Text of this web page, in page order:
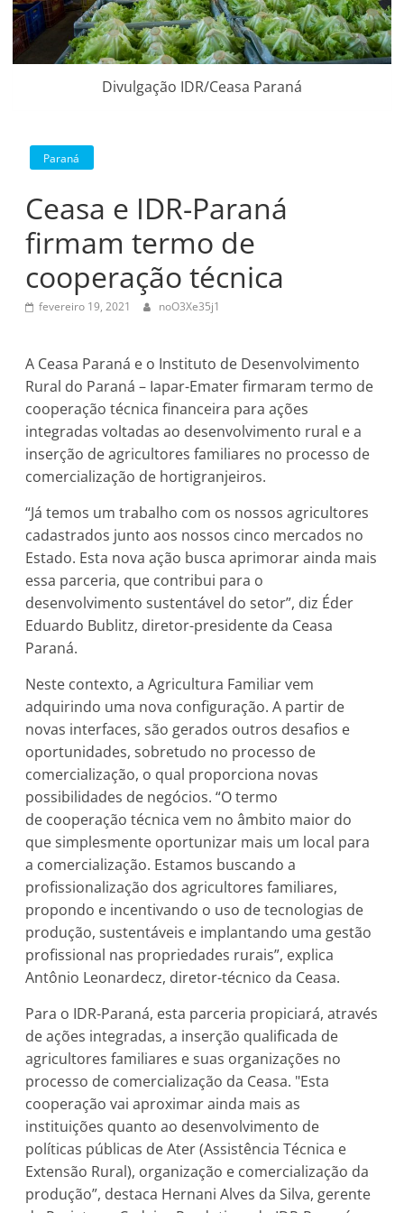
Divulgação IDR/Ceasa Paraná
Paraná
Ceasa e IDR-Paraná
firmam termo de
cooperação técnica
fevereiro 19, 2021 noO3Xe35j1
A Ceasa Paraná e o Instituto de Desenvolvimento
Rural do Paraná – Iapar-Emater firmaram termo de
cooperação técnica financeira para ações
integradas voltadas ao desenvolvimento rural e a
inserção de agricultores familiares no processo de
comercialização de hortigranjeiros.
“Já temos um trabalho com os nossos agricultores
cadastrados junto aos nossos cinco mercados no
Estado. Esta nova ação busca aprimorar ainda mais
essa parceria, que contribui para o
desenvolvimento sustentável do setor”, diz Éder
Eduardo Bublitz, diretor-presidente da Ceasa
Paraná.
Neste contexto, a Agricultura Familiar vem
adquirindo uma nova configuração. A partir de
novas interfaces, são gerados outros desafios e
oportunidades, sobretudo no processo de
comercialização, o qual proporciona novas
possibilidades de negócios. “O termo
de cooperação técnica vem no âmbito maior do
que simplesmente oportunizar mais um local para
a comercialização. Estamos buscando a
profissionalização dos agricultores familiares,
propondo e incentivando o uso de tecnologias de
produção, sustentáveis e implantando uma gestão
profissional nas propriedades rurais”, explica
Antônio Leonardecz, diretor-técnico da Ceasa.
Para o IDR-Paraná, esta parceria propiciará, através
de ações integradas, a inserção qualificada de
agricultores familiares e suas organizações no
processo de comercialização da Ceasa. "Esta
cooperação vai aproximar ainda mais as
instituições quanto ao desenvolvimento de
políticas públicas de Ater (Assistência Técnica e
Extensão Rural), organização e comercialização da
produção”, destaca Hernani Alves da Silva, gerente